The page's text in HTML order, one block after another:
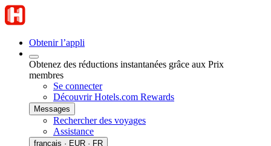
Obtenir l’appli
Obtenez des réductions instantanées grâce aux Prix
membres
Se connecter
Découvrir Hotels.com Rewards
Messages
Rechercher des voyages
Assistance
français · EUR · FR